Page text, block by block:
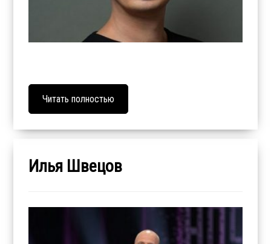
Читать полностью
Илья Швецов